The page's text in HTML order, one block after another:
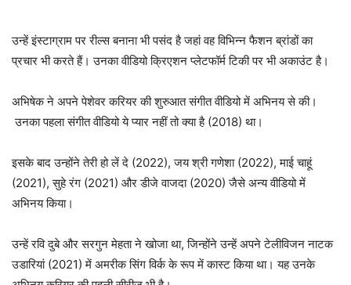
उन्हें इंस्टाग्राम पर रील्स बनाना भी पसंद है जहां वह विभिन्न फैशन ब्रांडों का
प्रचार भी करते हैं। उनका वीडियो क्रिएशन प्लेटफॉर्म टिकी पर भी अकाउंट है।
अभिषेक ने अपने पेशेवर करियर की शुरुआत संगीत वीडियो में अभिनय से की।
उनका पहला संगीत वीडियो ये प्यार नहीं तो क्या है (2018) था।
इसके बाद उन्होंने तेरी हो लें दे (2022), जय श्री गणेशा (2022), माई चाहूं
(2021), सुहे रंग (2021) और डीजे वाजदा (2020) जैसे अन्य वीडियो में
अभिनय किया।
उन्हें रवि दुबे और सरगुन मेहता ने खोजा था, जिन्होंने उन्हें अपने टेलीविजन नाटक
उडारियां (2021) में अमरीक सिंग विर्क के रूप में कास्ट किया था। यह उनके